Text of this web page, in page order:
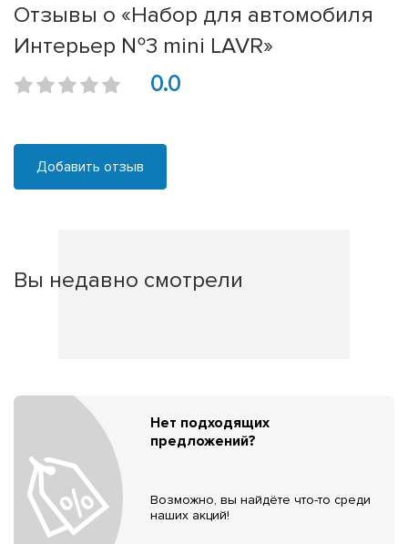
Отзывы о «Набор для автомобиля
Интерьер №3 mini LAVR»
0.0
Добавить отзыв
Вы недавно смотрели
Нет подходящих
предложений?
Возможно, вы найдёте что-то среди
наших акций!